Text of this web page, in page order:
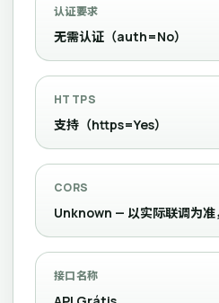
认证要求
无需认证（auth=No）
HTTPS
支持（https=Yes）
CORS
Unknown — 以实际联调为准
接口名称